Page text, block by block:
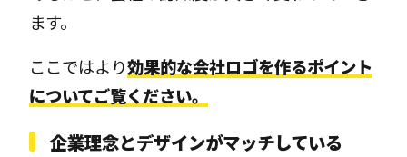
ます。
ここではより効果的な会社ロゴを作るポイント
についてご覧ください。
企業理念とデザインがマッチしている